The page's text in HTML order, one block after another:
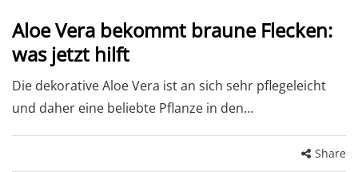
Aloe Vera bekommt braune Flecken:
was jetzt hilft
Die dekorative Aloe Vera ist an sich sehr pflegeleicht
und daher eine beliebte Pflanze in den…
Share